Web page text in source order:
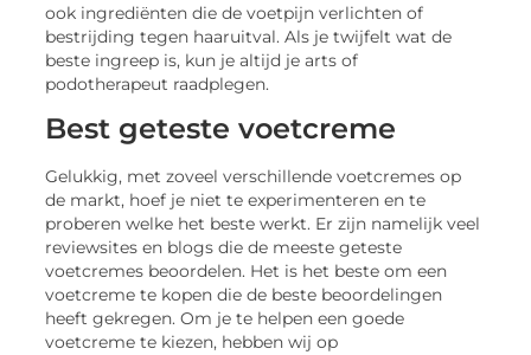
ook ingrediënten die de voetpijn verlichten of
bestrijding tegen haaruitval. Als je twijfelt wat de
beste ingreep is, kun je altijd je arts of
podotherapeut raadplegen.
Best geteste voetcreme
Gelukkig, met zoveel verschillende voetcremes op
de markt, hoef je niet te experimenteren en te
proberen welke het beste werkt. Er zijn namelijk veel
reviewsites en blogs die de meeste geteste
voetcremes beoordelen. Het is het beste om een ​​
voetcreme te kopen die de beste beoordelingen
heeft gekregen. Om je te helpen een goede
voetcreme te kiezen, hebben wij op